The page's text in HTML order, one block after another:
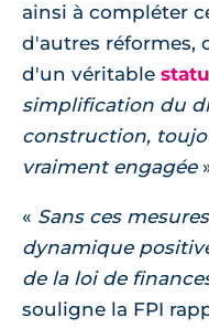
ainsi à compléter
d'autres réformes,
d'un véritable
simplification du
construction,
vraiment engagée
Sans ces
dynamique
de la loi de
souligne la FPI